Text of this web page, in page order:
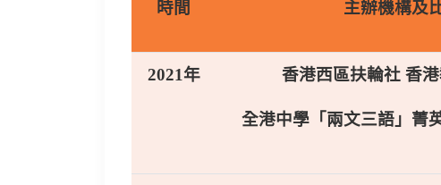
時間 主辦機構及
2021年 香港西區扶輪社 香
全港中學「兩文三語」菁